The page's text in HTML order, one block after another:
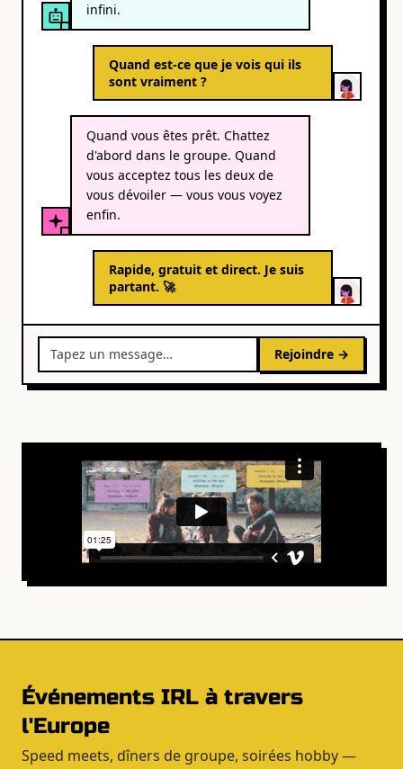
infini.
Quand est-ce que je vois qui ils
sont vraiment ?
Quand vous êtes prêt. Chattez
d'abord dans le groupe. Quand
vous acceptez tous les deux de
vous dévoiler — vous vous voyez
enfin.
Rapide, gratuit et direct. Je suis
partant. 🚀
Tapez un message… Rejoindre →
Événements IRL à travers
l'Europe
Speed meets, dîners de groupe, soirées hobby —